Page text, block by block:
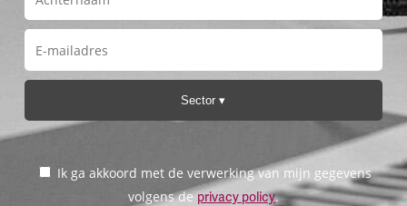
Sector
Ik ga akkoord met de verwerking van mijn gegevens
volgens deprivacy policy.